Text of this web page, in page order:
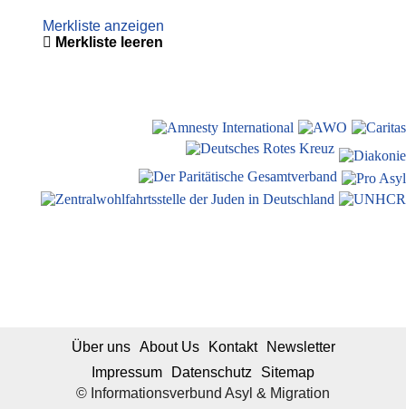
Merkliste anzeigen
Merkliste leeren
© Informationsverbund Asyl & Migration
Über uns About Us Kontakt
Newsletter
Impressum
Datenschutz Sitemap